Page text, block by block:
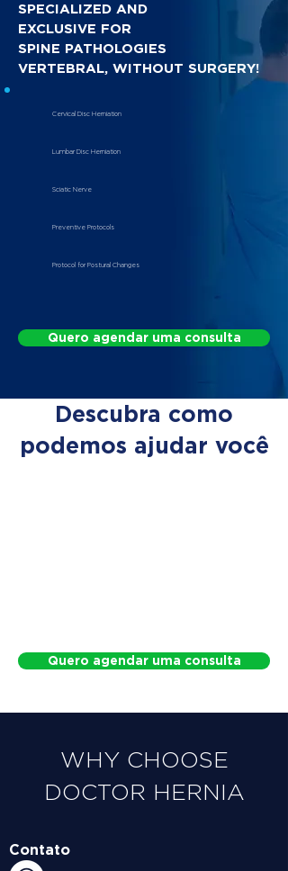
SPECIALIZED AND
EXCLUSIVE FOR
SPINE PATHOLOGIES
VERTEBRAL, WITHOUT SURGERY!
Cervical Disc Herniation
Lumbar Disc Herniation
Sciatic Nerve
Preventive Protocols
Protocol for Postural Changes
Quero agendar uma consulta
Descubra como
podemos ajudar você
Quero agendar uma consulta
WHY CHOOSE
DOCTOR HERNIA
Contato